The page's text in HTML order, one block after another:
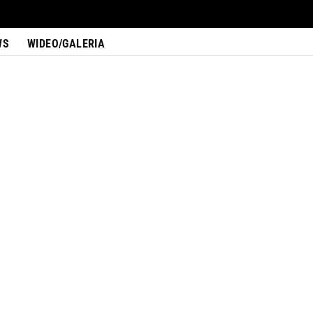
WIDEO/GALERIA